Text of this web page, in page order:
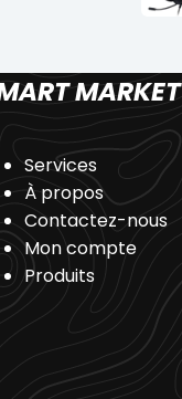
MARKET
Services
À propos
Contactez-nous
Mon compte
Produits